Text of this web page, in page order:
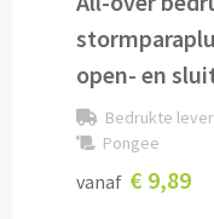
Documentmappen
open- en
Bedrukte
Pongee
vanaf € 9,89